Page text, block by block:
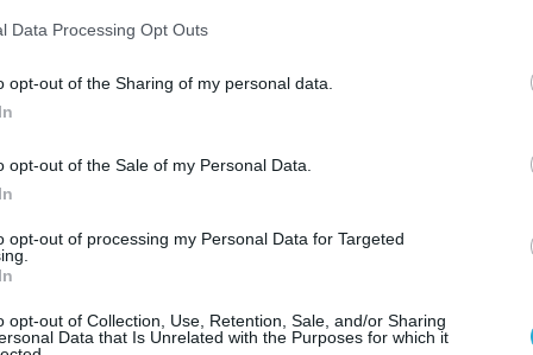
Data Processing Opt Outs
opt-out of the Sharing of my personal data.
opt-out of the Sale of my Personal Data.
opt-out of processing my Personal Data for Targeted
opt-out of Collection, Use, Retention, Sale, and/or Sharing
Data that Is Unrelated with the Purposes for which it
σε λίγα τετραγωνικά μέτρα σε ένα μεγάλο